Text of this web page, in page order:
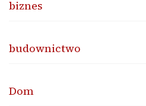
biznes
budownictwo
Dom